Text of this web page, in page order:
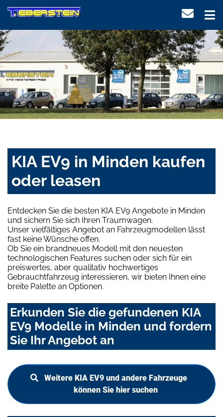
KIA EV9 in Minden kaufen
oder leasen
Entdecken Sie die besten KIA EV9 Angebote in Minden
und sichern Sie sich Ihren Traumwagen.
Unser vielfältiges Angebot an Fahrzeugmodellen lässt
fast keine Wünsche offen.
Ob Sie ein brandneues Modell mit den neuesten
technologischen Features suchen oder sich für ein
preiswertes, aber qualitativ hochwertiges
Gebrauchtfahrzeug interessieren, wir bieten Ihnen eine
breite Palette an Optionen.
Erkunden Sie die gefundenen KIA
EV9 Modelle in Minden und fordern
Sie Ihr Angebot an
Weitere KIA EV9 und andere Fahrzeuge
können Sie hier suchen